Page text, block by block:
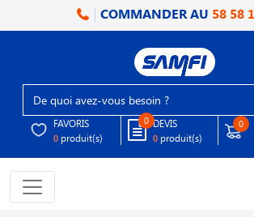
COMMANDER AU 58 58
FAVORIS
0 produit(s)
0 DEVIS
0 produit(s)
0